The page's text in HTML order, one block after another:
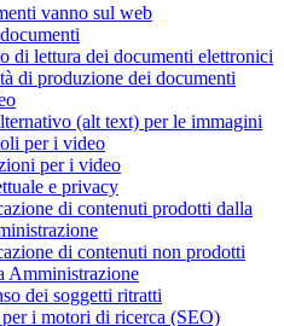
vanno sul web
di lettura dei documenti elettronici
di produzione dei documenti
(alt text) per le immagini
per i video
per i video
e privacy
di contenuti prodotti dalla
di contenuti non prodotti
Amministrazione
dei soggetti ritratti
i motori di ricerca (SEO)